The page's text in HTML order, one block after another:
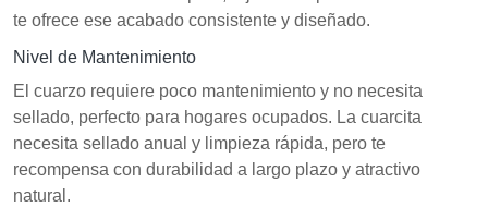
te ofrece ese acabado consistente y diseñado.
Nivel de Mantenimiento
El cuarzo requiere poco mantenimiento y no necesita
sellado, perfecto para hogares ocupados. La cuarcita
necesita sellado anual y limpieza rápida, pero te
recompensa con durabilidad a largo plazo y atractivo
natural.